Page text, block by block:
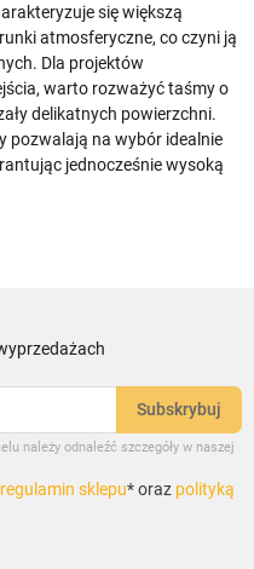
się większą
atmosferyczne, co czyni ją
Dla projektów
warto rozważyć taśmy o
delikatnych powierzchni.
pozwalają na wybór idealnie
jednocześnie wysoką
należy odnaleźć szczegóły w naszej
regulamin sklepu* oraz polityką